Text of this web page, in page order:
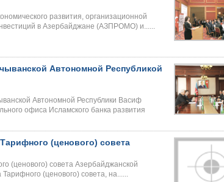
развития, организационной
в Азербайджане (АЗПРОМО) и......
Автономной Республикой
Автономной Республики Васиф
офиса Исламского банка развития
(ценового) совета
(ценового) совета Азербайджанской
(ценового) совета, на......